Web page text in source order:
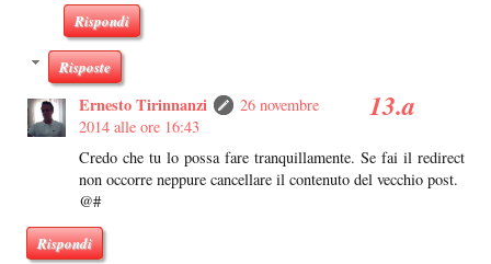
Rispondi
Risposte
Ernesto Tirinnanzi
26 novembre
2014 alle ore 16:43
Credo che tu lo possa fare tranquillamente. Se fai il redirect
non occorre neppure cancellare il contenuto del vecchio post.
@#
Rispondi